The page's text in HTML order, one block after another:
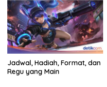
Jadwal, Hadiah, Format, dan
Regu yang Main